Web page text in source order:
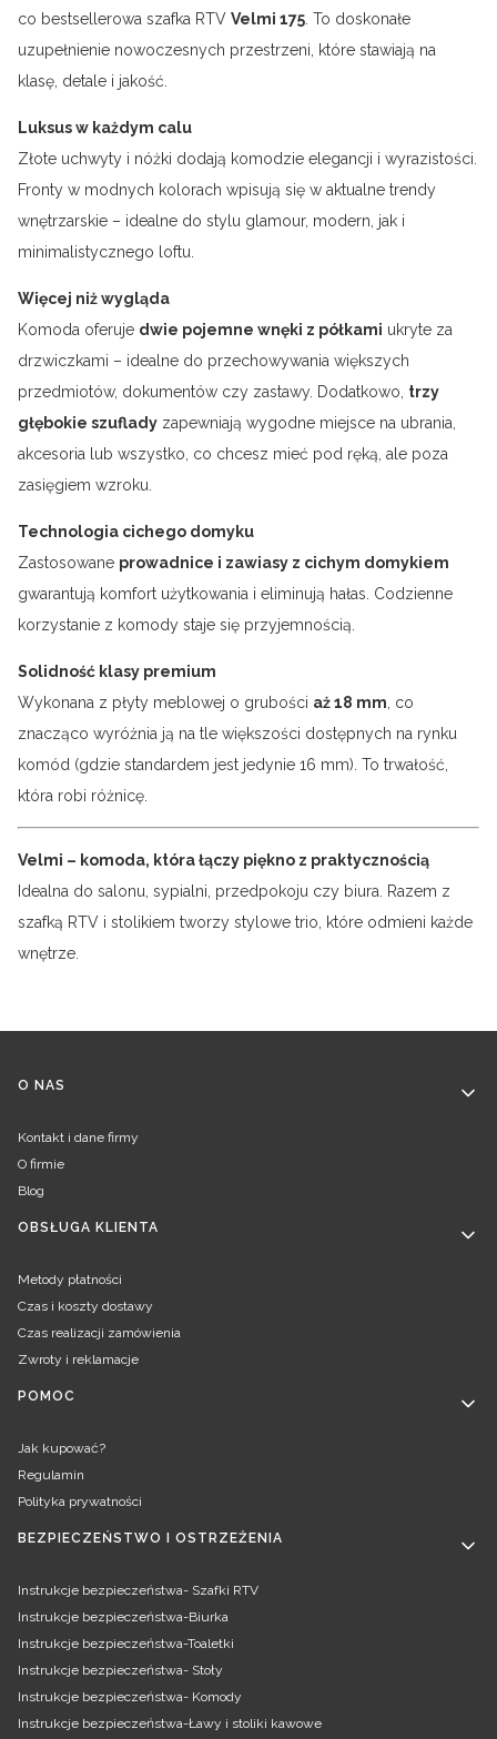
co bestsellerowa szafka RTV Velmi 175. To doskonałe
uzupełnienie nowoczesnych przestrzeni, które stawiają na
klasę, detale i jakość.
Luksus w każdym calu
Złote uchwyty i nóżki dodają komodzie elegancji i wyrazistości.
Fronty w modnych kolorach wpisują się w aktualne trendy
wnętrzarskie – idealne do stylu glamour, modern, jak i
minimalistycznego loftu.
Więcej niż wygląda
Komoda oferuje dwie pojemne wnęki z półkami ukryte za
drzwiczkami – idealne do przechowywania większych
przedmiotów, dokumentów czy zastawy. Dodatkowo, trzy
głębokie szuflady zapewniają wygodne miejsce na ubrania,
akcesoria lub wszystko, co chcesz mieć pod ręką, ale poza
zasięgiem wzroku.
Technologia cichego domyku
Zastosowane prowadnice i zawiasy z cichym domykiem
gwarantują komfort użytkowania i eliminują hałas. Codzienne
korzystanie z komody staje się przyjemnością.
Solidność klasy premium
Wykonana z płyty meblowej o grubości aż 18 mm, co
znacząco wyróżnia ją na tle większości dostępnych na rynku
komód (gdzie standardem jest jedynie 16 mm). To trwałość,
która robi różnicę.
Velmi – komoda, która łączy piękno z praktycznością
Idealna do salonu, sypialni, przedpokoju czy biura. Razem z
szafką RTV i stolikiem tworzy stylowe trio, które odmieni każde
wnętrze.
Linki w stopce
O NAS
Kontakt i dane firmy
O firmie
Blog
OBSŁUGA KLIENTA
Metody płatności
Czas i koszty dostawy
Czas realizacji zamówienia
Zwroty i reklamacje
POMOC
Jak kupować?
Regulamin
Polityka prywatności
BEZPIECZEŃSTWO I OSTRZEŻENIA
Instrukcje bezpieczeństwa- Szafki RTV
Instrukcje bezpieczeństwa-Biurka
Instrukcje bezpieczeństwa-Toaletki
Instrukcje bezpieczeństwa- Stoły
Instrukcje bezpieczeństwa- Komody
Instrukcje bezpieczeństwa-Ławy i stoliki kawowe